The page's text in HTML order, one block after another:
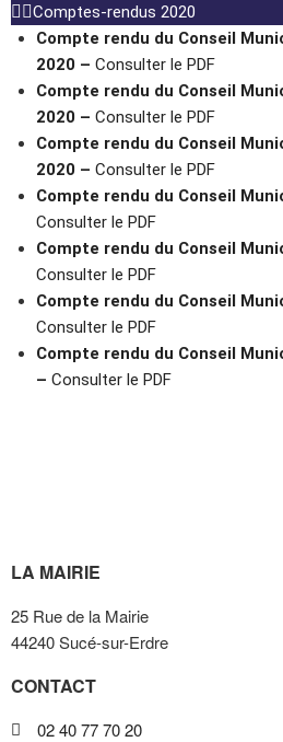
Comptes-rendus 2020
Compte rendu du Conseil
2020 – Consulter le PDF
Compte rendu du Conseil
2020 – Consulter le PDF
Compte rendu du Conseil
2020 – Consulter le PDF
Compte rendu du Conseil
Consulter le PDF
Compte rendu du Conseil
Consulter le PDF
Compte rendu du Conseil
Consulter le PDF
Compte rendu du Conseil
– Consulter le PDF
LA MAIRIE
25 Rue de la Mairie
44240 Sucé-sur-Erdre
CONTACT
02 40 77 70 20